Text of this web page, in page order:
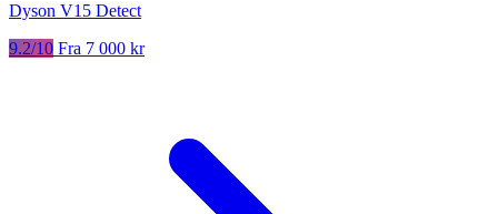
Dyson V15 Detect
9.2/10 Fra 7 000 kr